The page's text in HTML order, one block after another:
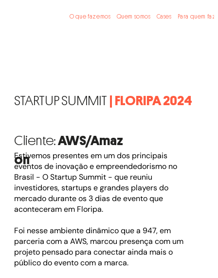
O que fazemos Quem somos Cases Para quem
STARTUP SUMMIT | FLORIPA 2024
Cliente:AWS/Amaz
on
Estivemos presentes em um dos principais
eventos de inovação e empreendedorismo no
Brasil - O Startup Summit - que reuniu
investidores, startups e grandes players do
mercado durante os 3 dias de evento que
aconteceram em Floripa.
Foi nesse ambiente dinâmico que a 947, em
parceria com a AWS, marcou presença com um
projeto pensado para conectar ainda mais o
público do evento com a marca.